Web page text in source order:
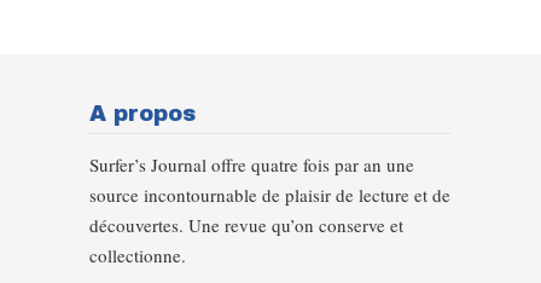
A propos
Surfer’s Journal offre quatre fois par an une
source incontournable de plaisir de lecture et de
découvertes. Une revue qu’on conserve et
collectionne.